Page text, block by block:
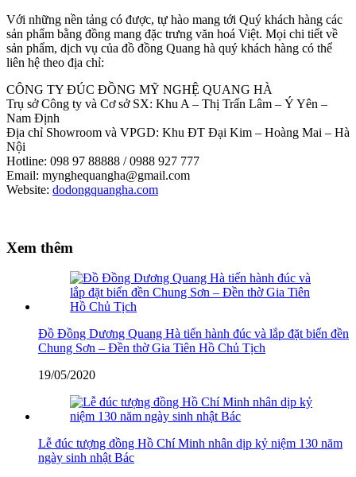
Với những nền tảng có được, tự hào mang tới Quý khách hàng các
sản phẩm bằng đồng mang đặc trưng văn hoá Việt. Mọi chi tiết về
sản phẩm, dịch vụ của đồ đồng Quang hà quý khách hàng có thể
liên hệ theo địa chỉ:
CÔNG TY ĐÚC ĐỒNG MỸ NGHỆ QUANG HÀ
Trụ sở Công ty và Cơ sở SX: Khu A – Thị Trấn Lâm – Ý Yên –
Nam Định
Địa chỉ Showroom và VPGD: Khu ĐT Đại Kim – Hoàng Mai – Hà
Nội
Hotline: 098 97 88888 / 0988 927 777
Email: mynghequangha@gmail.com
Website: dodongquangha.com
Xem thêm
Đồ Đồng Dương Quang Hà tiến hành đúc và lắp đặt biển đền
Chung Sơn – Đền thờ Gia Tiên Hồ Chủ Tịch
19/05/2020
Lễ đúc tượng đồng Hồ Chí Minh nhân dịp kỷ niệm 130 năm
ngày sinh nhật Bác